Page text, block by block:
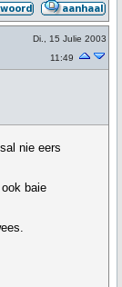
Di., 15 Julie 2003
11:49
nie eers
baie